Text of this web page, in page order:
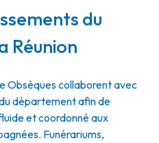
du
Réunion
Obsèques collaborent avec
département afin de
et coordonné aux
Funérariums,